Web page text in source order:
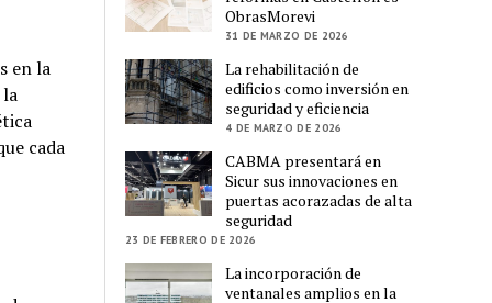
en la
cada
ObrasMorevi
31 DE MARZO DE 2026
La rehabilitación de
edificios como inversión en
seguridad y eficiencia
4 DE MARZO DE 2026
CABMA presentará en
Sicur sus innovaciones en
puertas acorazadas de alta
seguridad
23 DE FEBRERO DE 2026
La incorporación de
ventanales amplios en la